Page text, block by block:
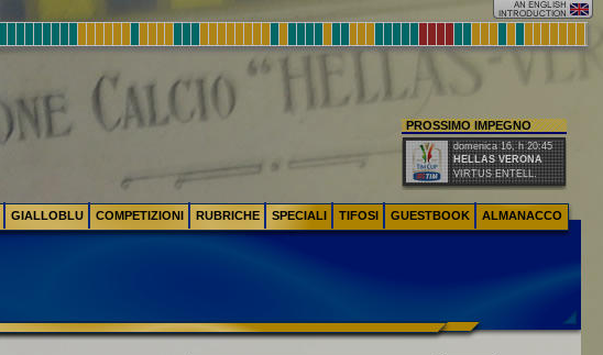
PROSSIMO IMPEGNO
domenica 16, h 20:45
HELLAS VERONA
VIRTUS ENTELL.
GIALLOBLU COMPETIZIONI RUBRICHE SPECIALI TIFOSI GUESTBOOK ALMANACCO